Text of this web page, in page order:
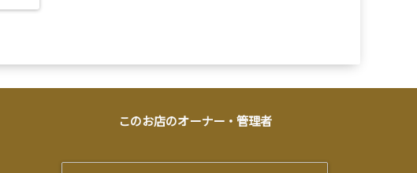
このお店のオーナー・管理者